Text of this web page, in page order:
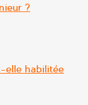
?
elle habilitée